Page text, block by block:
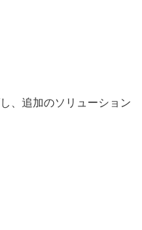
、追加のソリューション